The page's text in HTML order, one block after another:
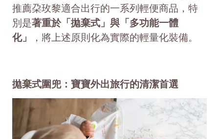
推薦朶玫黎適合出行的一系列輕便商品，特
別是著重於「拋棄式」與「多功能一體
化」
，將上述原則化為實際的輕量化裝備。
拋棄式圍兜：寶寶外出旅行的清潔首選